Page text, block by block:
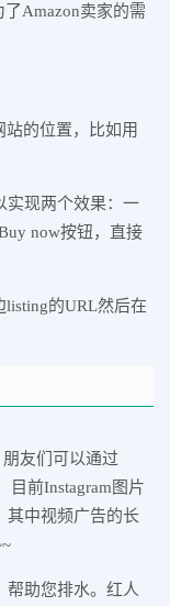
Amazon卖家的需
站的位置，比如用
实现两个效果：一
now按钮，直接
的URL然后在
友们可以通过
目前Instagram图片
其中视频广告的长
帮助您排水。红人